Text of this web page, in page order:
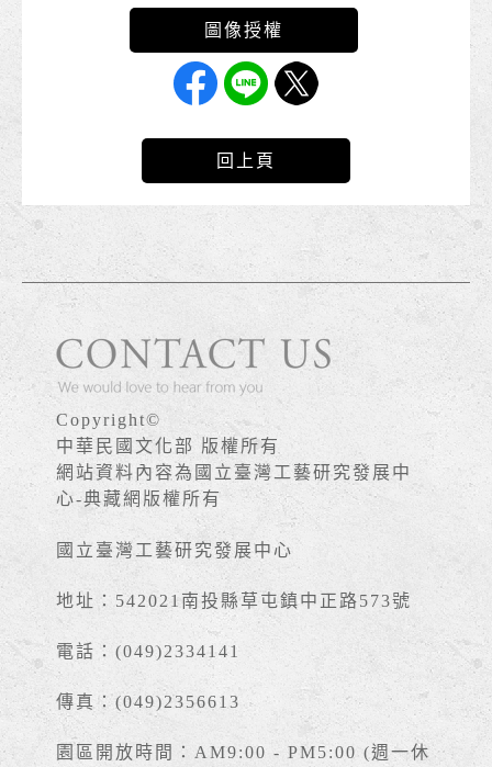
回上頁
Copyright©
中華民國文化部 版權所有
網站資料內容為國立臺灣工藝研究發展中
心-典藏網版權所有
國立臺灣工藝研究發展中心
地址：542021南投縣草屯鎮中正路573號
電話：(049)2334141
傳真：(049)2356613
園區開放時間：AM9:00 - PM5:00 (週一休